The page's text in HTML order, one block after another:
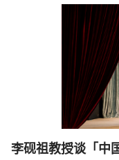
李砚祖教授谈「